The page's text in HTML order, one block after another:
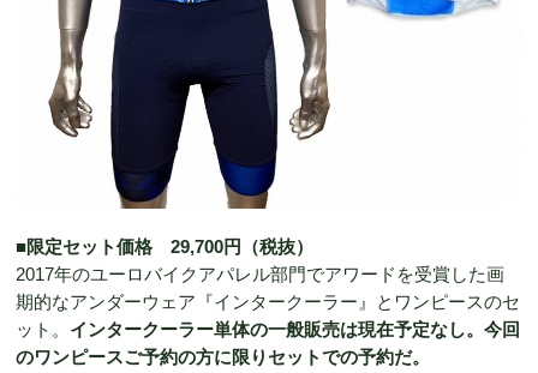
■限定セット価格 29,700円（税抜）
2017年のユーロバイクアパレル部門でアワードを受賞した画
期的なアンダーウェア『インタークーラー』とワンピースのセ
ット。 インタークーラー単体の一般販売は現在予定なし。今回
のワンピースご予約の方に限りセットでの予約だ。